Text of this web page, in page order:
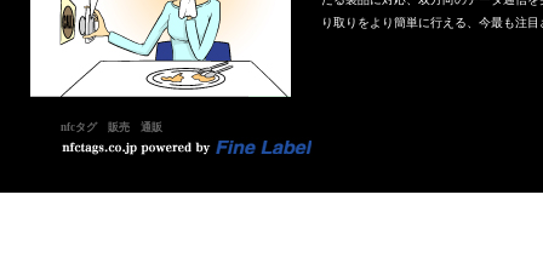
り取りをより簡単に行える、今最も注
nfcタグ 販売 通販